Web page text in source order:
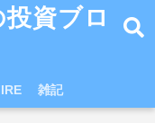
投資ブロ
雑記